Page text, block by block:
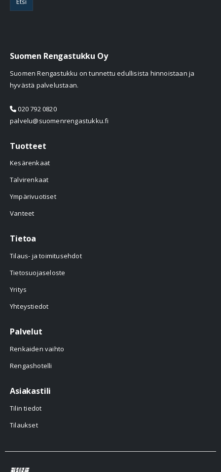
Suomen Rengastukku Oy
Suomen Rengastukku on tunnettu edullisista hinnoistaan ja
hyvästä palvelustaan.
020 792 0820
palvelu@suomenrengastukku.fi
Tuotteet
Kesärenkaat
Talvirenkaat
Ympärivuotiset
Vanteet
Tietoa
Tilaus- ja toimitusehdot
Tietosuojaseloste
Yritys
Yhteystiedot
Palvelut
Renkaiden vaihto
Rengashotelli
Asiakastili
Tilin tiedot
Tilaukset